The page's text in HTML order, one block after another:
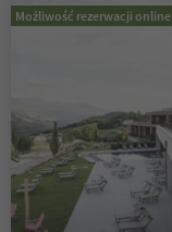
Możliwość rezerwacji online